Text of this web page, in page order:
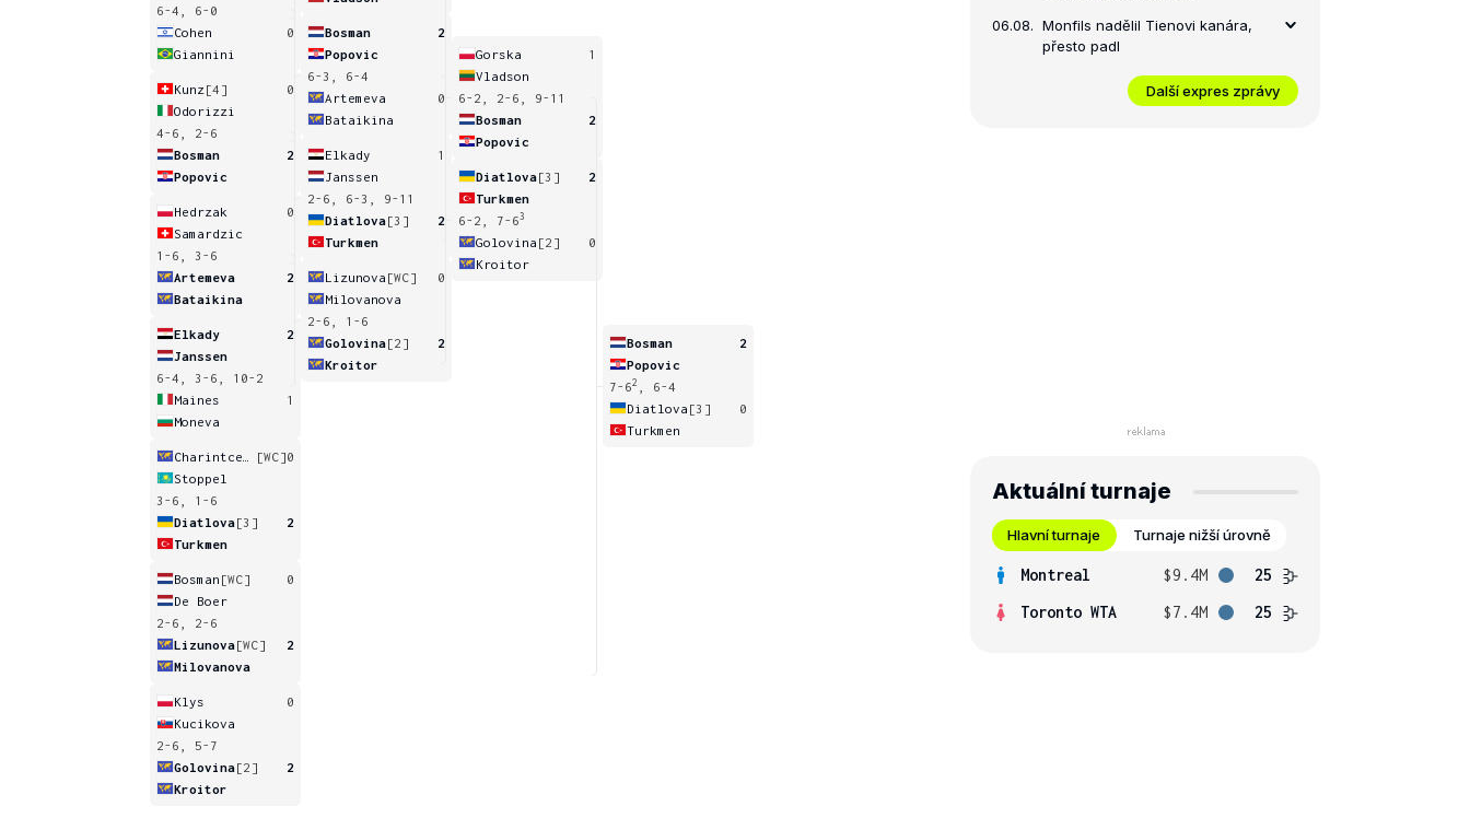
6-4, 6-0
Cohen
0
Giannini
Kunz [4]
0
Odorizzi
4-6, 2-6
Bosman
2
Popovic
Hedrzak
0
Samardzic
1-6, 3-6
Artemeva
2
Bataikina
Elkady
2
Janssen
6-4, 3-6, 10-2
Maines
1
Moneva
[WC]0
Stoppel
3-6, 1-6
Diatlova[3]
2
Turkmen
Bosman [WC]
0
De Boer
2-6, 2-6
Lizunova[WC]
2
Milovanova
Klys
0
Kucikova
2-6, 5-7
Golovina[2]
2
Kroitor
Bosman
2
Popovic
6-3, 6-4
Artemeva
0
Bataikina
Elkady
1
Janssen
2-6, 6-3, 9-11
Diatlova[3]
2
Turkmen
Lizunova [WC]
0
Milovanova
2-6, 1-6
Golovina[2]
2
Kroitor
Gorska
1
Vladson
6-2, 2-6, 9-11
Bosman
2
Popovic
Diatlova[3]
2
Turkmen
6-2, 7-63
Golovina [2]
0
Kroitor
Bosman
2
Popovic
7-62
, 6-4
Diatlova [3]
0
Turkmen
06.08. Monfils nadělil Tienovi kanára,
přesto padl
Další expres zprávy
Aktuální turnaje
Hlavní turnaje Turnaje nižší úrovně
Montreal $9.4M
25
Toronto WTA
$7.4M 25